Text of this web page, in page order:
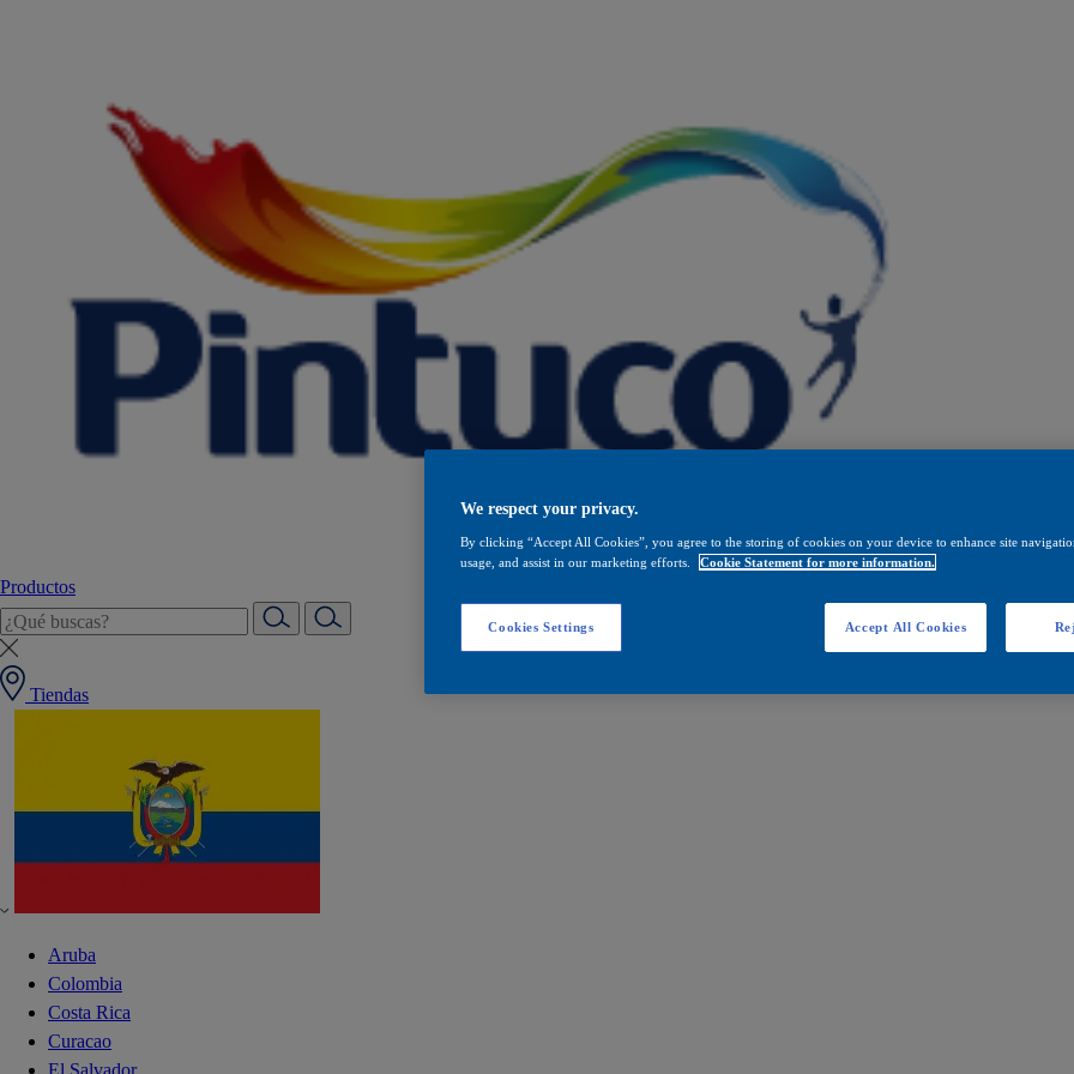
Productos
Tiendas
Aruba
Colombia
Costa Rica
Curacao
El Salvador
We respect your privacy.
By clicking “Accept All Cookies”, you agree to the storing of cookies on your device to enhance site
usage, and assist in our marketing efforts.
Cookie Statement for more information.
Cookies Settings Accept All Cookies